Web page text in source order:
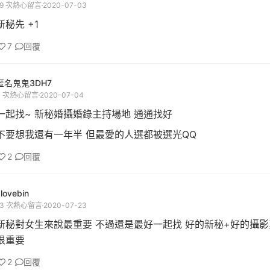
次熱心留言 2020-07-03
秘先 +1
7 回覆
名鬼鬼3DH7
次熱心留言 2020-07-04
起找~ 新秘婚攝婚錄主持場地 通通找好
要想我還有一年半 但最愛的人選都被選光QQ
2 回覆
次熱心留言 2020-07-23
秘對女生來說最重要 不過還是最好一起找 好的新秘+好的攝
重要
2 回覆